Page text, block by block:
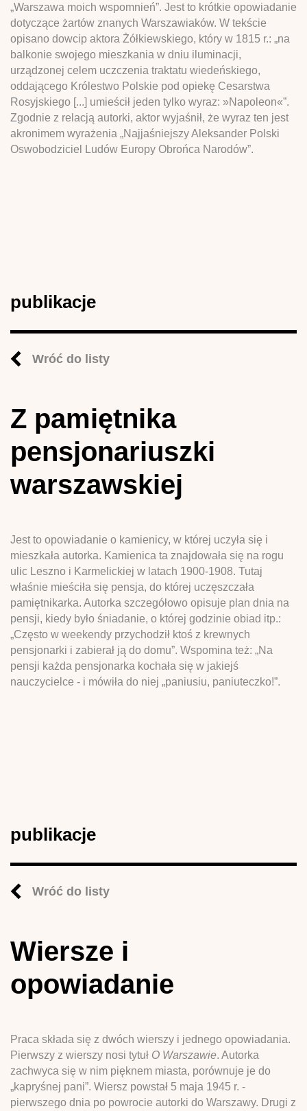
„Warszawa moich wspomnień”. Jest to krótkie opowiadanie
dotyczące żartów znanych Warszawiaków. W tekście
opisano dowcip aktora Żółkiewskiego, który w 1815 r.: „na
balkonie swojego mieszkania w dniu iluminacji,
urządzonej celem uczczenia traktatu wiedeńskiego,
oddającego Królestwo Polskie pod opiekę Cesarstwa
Rosyjskiego [...] umieścił jeden tylko wyraz: »Napoleon«”.
Zgodnie z relacją autorki, aktor wyjaśnił, że wyraz ten jest
akronimem wyrażenia „Najjaśniejszy Aleksander Polski
Oswobodziciel Ludów Europy Obrońca Narodów”.
publikacje
Wróć do listy
Z pamiętnika
pensjonariuszki
warszawskiej
Jest to opowiadanie o kamienicy, w której uczyła się i
mieszkała autorka. Kamienica ta znajdowała się na rogu
ulic Leszno i Karmelickiej w latach 1900-1908. Tutaj
właśnie mieściła się pensja, do której uczęszczała
pamiętnikarka. Autorka szczegółowo opisuje plan dnia na
pensji, kiedy było śniadanie, o której godzinie obiad itp.:
„Często w weekendy przychodził ktoś z krewnych
pensjonarki i zabierał ją do domu”. Wspomina też: „Na
pensji każda pensjonarka kochała się w jakiejś
nauczycielce - i mówiła do niej „paniusiu, paniuteczko!”.
publikacje
Wróć do listy
Wiersze i
opowiadanie
Praca składa się z dwóch wierszy i jednego opowiadania.
Pierwszy z wierszy nosi tytuł O Warszawie. Autorka
zachwyca się w nim pięknem miasta, porównuje je do
„kapryśnej pani”. Wiersz powstał 5 maja 1945 r. -
pierwszego dnia po powrocie autorki do Warszawy. Drugi z